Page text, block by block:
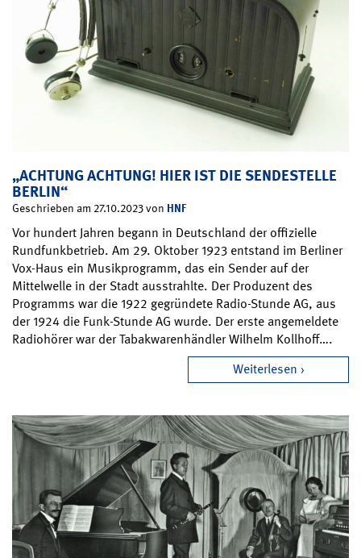
„ACHTUNG ACHTUNG! HIER IST DIE SENDESTELLE
BERLIN“
Geschrieben am 27.10.2023 von HNF
Vor hundert Jahren begann in Deutschland der offizielle
Rundfunkbetrieb. Am 29. Oktober 1923 entstand im Berliner
Vox-Haus ein Musikprogramm, das ein Sender auf der
Mittelwelle in der Stadt ausstrahlte. Der Produzent des
Programms war die 1922 gegründete Radio-Stunde AG, aus
der 1924 die Funk-Stunde AG wurde. Der erste angemeldete
Radiohörer war der Tabakwarenhändler Wilhelm Kollhoff….
Weiterlesen